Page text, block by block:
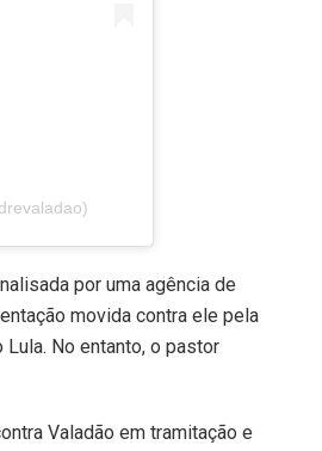
por uma agência de
movida contra ele pela
No entanto, o pastor
Valadão em tramitação e